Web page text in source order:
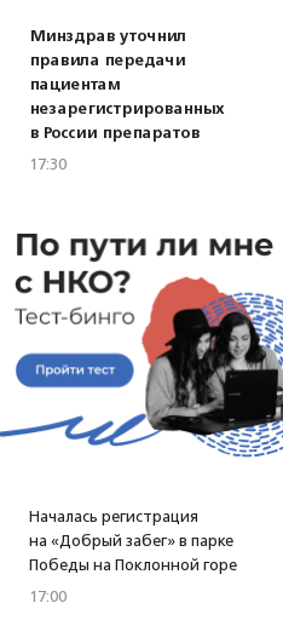
Минздрав уточнил
правила передачи
пациентам
незарегистрированных
в России препаратов
17:30
Началась регистрация
на «Добрый забег» в парке
Победы на Поклонной горе
17:00